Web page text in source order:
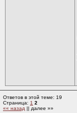
Ответов в этой теме: 19
Страница: 1 2
«« назад || далее »»